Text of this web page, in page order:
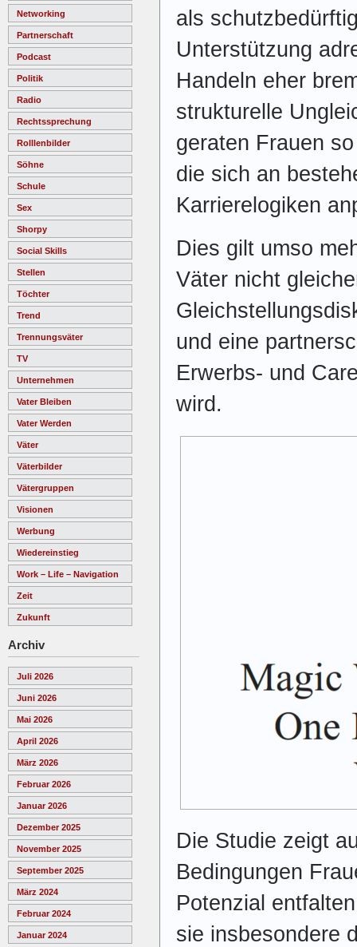
Networking
Partnerschaft
Podcast
Politik
Radio
Rechtssprechung
Rolllenbilder
Söhne
Schule
Sex
Shorpy
Social Skills
Stellen
Töchter
Trend
Trennungsväter
TV
Unternehmen
Vater Bleiben
Vater Werden
Väter
Väterbilder
Vätergruppen
Visionen
Werbung
Wiedereinstieg
Work – Life – Navigation
Zeit
Zukunft
Archiv
Juli 2026
Juni 2026
Mai 2026
April 2026
März 2026
Februar 2026
Januar 2026
Dezember 2025
November 2025
September 2025
März 2024
Februar 2024
Januar 2024
als
Unterstützung
Handeln eher
strukturelle
geraten Frauen
die sich an
Karrierelogiken
Dies gilt umso
Väter nicht
und eine
Erwerbs- und
wird.
Die Studie zeigt
Bedingungen
Potenzial
sie insbesondere